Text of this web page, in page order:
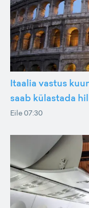
Itaalia vastus
saab külastada
Eile 07:30